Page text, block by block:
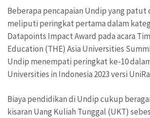
Beberapa pencapaian Undip yang patut
meliputi peringkat pertama dalam
Datapoints Impact Award pada acara
Education (THE) Asia Universities
Undip menempati peringkat ke-10
Universities in Indonesia 2023 versi
Biaya pendidikan di Undip cukup
kisaran Uang Kuliah Tunggal (UKT)